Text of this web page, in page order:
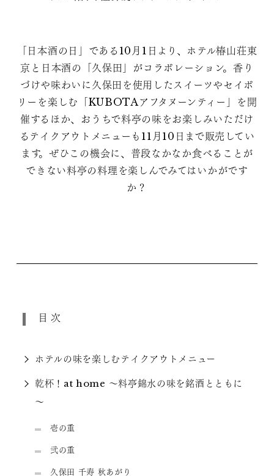
「日本酒の日」である10月1日より、ホテル椿山荘東
京と日本酒の「久保田」がコラボレーション。香り
づけや味わいに久保田を使用したスイーツやセイボ
リーを楽しむ「KUBOTAアフタヌーンティー」を開
催するほか、おうちで料亭の味をお楽しみいただけ
るテイクアウトメニューも11月10日まで販売してい
ます。ぜひこの機会に、普段なかなか食べることが
できない料亭の料理を楽しんでみてはいかがです
か？
目次
ホテルの味を楽しむテイクアウトメニュー
乾杯！at home ～料亭錦水の味を銘酒とともに
～
壱の重
弐の重
久保田 千寿 秋あがり